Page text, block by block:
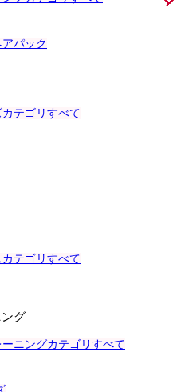
アパック
テゴリすべて
テゴリすべて
グ
ニングカテゴリすべて